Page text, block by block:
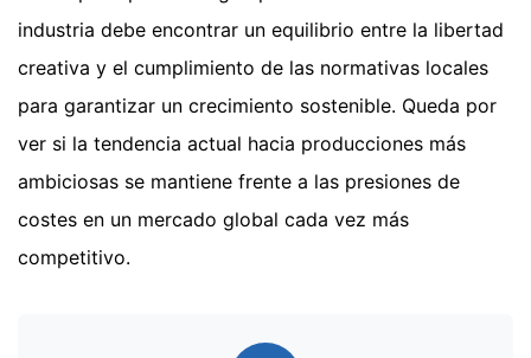
industria debe encontrar un equilibrio entre la libertad
creativa y el cumplimiento de las normativas locales
para garantizar un crecimiento sostenible. Queda por
ver si la tendencia actual hacia producciones más
ambiciosas se mantiene frente a las presiones de
costes en un mercado global cada vez más
competitivo.